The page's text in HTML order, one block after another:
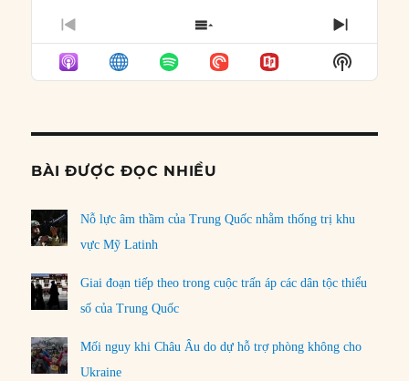
PREVIOUS
EPISODE
SHOW
EPISODES
LIST
NEXT
Show
Podcast
BÀI ĐƯỢC ĐỌC NHIỀU
Nỗ lực âm thầm của Trung Quốc nhằm thống trị khu
vực Mỹ Latinh
Giai đoạn tiếp theo trong cuộc trấn áp các dân tộc thiểu
số của Trung Quốc
Mối nguy khi Châu Âu do dự hỗ trợ phòng không cho
Ukraine